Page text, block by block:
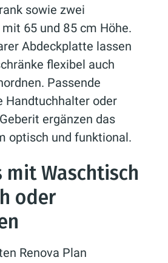
sowie zwei
65 und 85 cm Höhe.
Abdeckplatte lassen
flexibel auch
Passende
Handtuchhalter oder
ergänzen das
optisch und funktional.
mit Waschtisch
oder
Renova Plan